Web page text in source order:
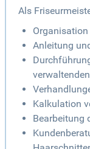
Als
Anleitung
Kalkulation
Bearbeitung